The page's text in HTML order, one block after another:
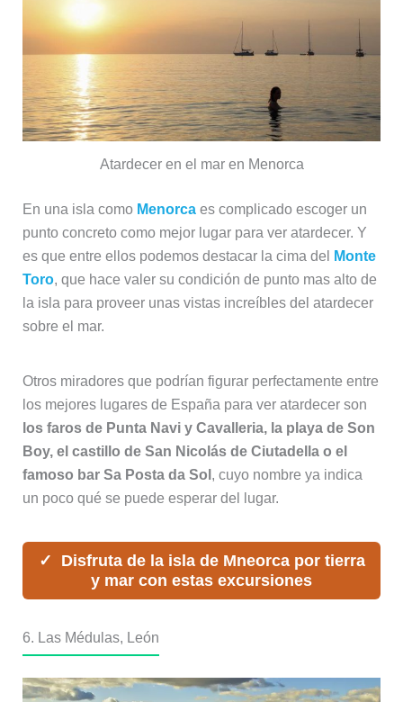
Atardecer en el mar en Menorca
En una isla como Menorcaes complicado escoger un
punto concreto como mejor lugar para ver atardecer. Y
es que entre ellos podemos destacar la cima del
Monte
Toro, que hace valer su condición de punto mas alto de
la isla para proveer unas vistas increíbles del atardecer
sobre el mar.
Otros miradores que podrían figurar perfectamente entre
los mejores lugares de España para ver atardecer son
los faros de Punta Navi y Cavalleria, la playa de Son
Boy, el castillo de San Nicolás de Ciutadella o el
famoso bar Sa Posta da Sol , cuyo nombre ya indica
un poco qué se puede esperar del lugar.
Disfruta de la isla de Mneorca por tierra
y mar con estas excursiones
6. Las Médulas, León